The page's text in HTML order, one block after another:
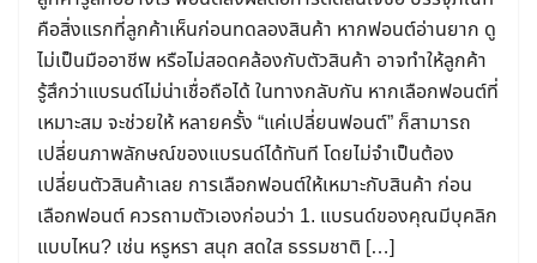
คือสิ่งแรกที่ลูกค้าเห็นก่อนทดลองสินค้า หากฟอนต์อ่านยาก ดู
ไม่เป็นมืออาชีพ หรือไม่สอดคล้องกับตัวสินค้า อาจทำให้ลูกค้า
รู้สึกว่าแบรนด์ไม่น่าเชื่อถือได้ ในทางกลับกัน หากเลือกฟอนต์ที่
เหมาะสม จะช่วยให้ หลายครั้ง “แค่เปลี่ยนฟอนต์” ก็สามารถ
เปลี่ยนภาพลักษณ์ของแบรนด์ได้ทันที โดยไม่จำเป็นต้อง
เปลี่ยนตัวสินค้าเลย การเลือกฟอนต์ให้เหมาะกับสินค้า ก่อน
เลือกฟอนต์ ควรถามตัวเองก่อนว่า 1. แบรนด์ของคุณมีบุคลิก
แบบไหน? เช่น หรูหรา สนุก สดใส ธรรมชาติ […]